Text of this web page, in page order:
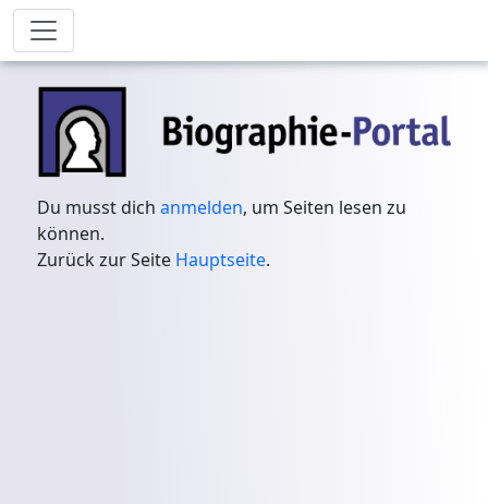
Du musst dichanmelden, um Seiten lesen zu
können.
Zurück zur Seite Hauptseite.